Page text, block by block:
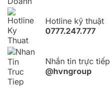
Hotline kỹ thuật
0777.247.777
Nhắn tin trực tiếp
@hvngroup